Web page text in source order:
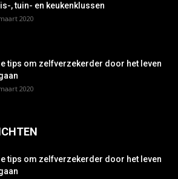
, tuin- en keukenklussen
2020
tips om zelfverzekerder door het leven
2020
tips om zelfverzekerder door het leven